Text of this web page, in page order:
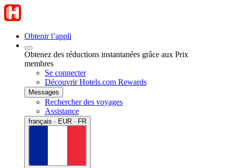
Obtenir l’appli
Obtenez des réductions instantanées grâce aux Prix
membres
Se connecter
Découvrir Hotels.com Rewards
Messages
Rechercher des voyages
Assistance
français · EUR · FR